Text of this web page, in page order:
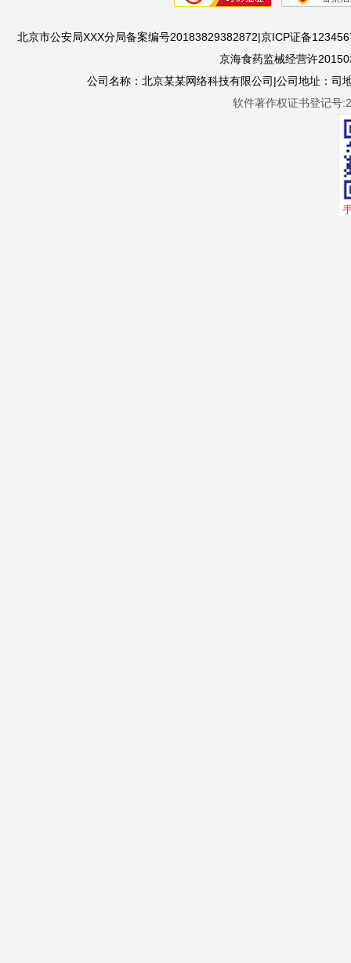
北京市公安局XXX分局备案编号20183829382872|京ICP证备
京海食药监械经营许
公司名称：北京某某网络科技有限公司|公司地址：
软件著作权证书登记号